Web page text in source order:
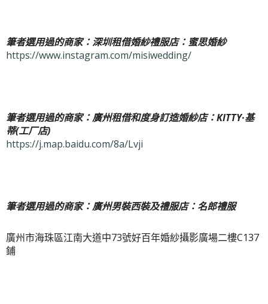
筆者選用過的商家：深圳租借婚紗禮服店：蜜思婚紗
https://www.instagram.com/misiwedding/
筆者選用過的商家：廣州租借和度身訂造婚紗店：KITTY·基
蒂(工厂店)
https://j.map.baidu.com/8a/Lvji
筆者選用過的商家：廣州男裝西裝及禮服店：名郎禮服
廣州市海珠區江南大道中73號好百年婚紗攝影廣場二樓C137
鋪